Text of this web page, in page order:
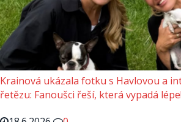
Krainová ukázala fotku s Havlovou a
řetězu: Fanoušci řeší, která vypadá lépe!